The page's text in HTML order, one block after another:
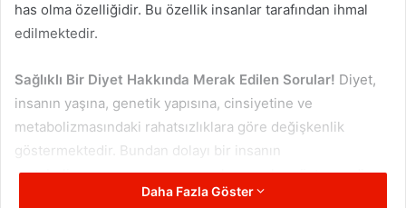
has olma özelliğidir. Bu özellik insanlar tarafından ihmal
edilmektedir.
Sağlıklı Bir Diyet Hakkında Merak Edilen Sorular! Diyet,
insanın yaşına, genetik yapısına, cinsiyetine ve
metabolizmasındaki rahatsızlıklara göre değişkenlik
göstermektedir. Bundan dolayı bir insanın
metabolizmasına uygun ve yararlı sonuçlar gösteren diyet,
diğer insanlar için aynı sonucu göstermemesi doğal
Daha Fazla Göster